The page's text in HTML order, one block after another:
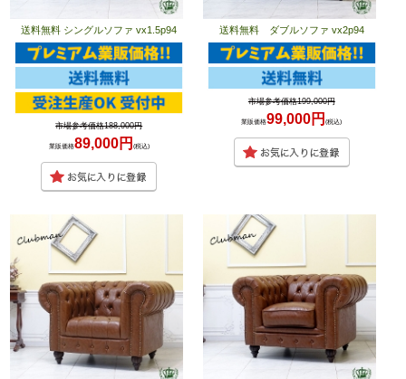
送料無料 シングルソファ vx1.5p94
市場参考価格188,000円
業販価格89,000円 (税込)
送料無料 ダブルソファ vx2p94
市場参考価格199,000円
業販価格99,000円(税込)